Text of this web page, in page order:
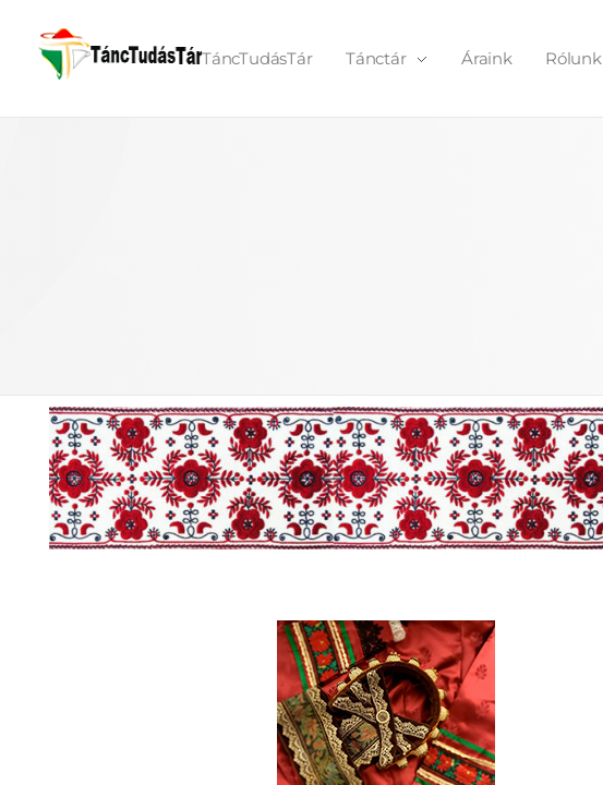
TáncTudásTár Tánctár Áraink Rólunk